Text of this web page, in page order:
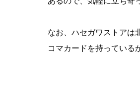
なお、ハセガワストアは
コマカードを持っている